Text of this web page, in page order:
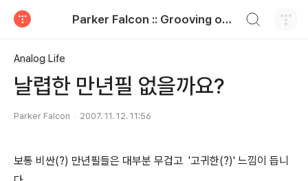
Parker Falcon :: Grooving on the paper
Analog Life
날렵한 만년필 없을까요?
Parker Falcon 2007. 11. 12. 11:56
보통 비싼(?) 만년필들은 대부분 무겁고 '고귀한(?)' 느낌이 듭니